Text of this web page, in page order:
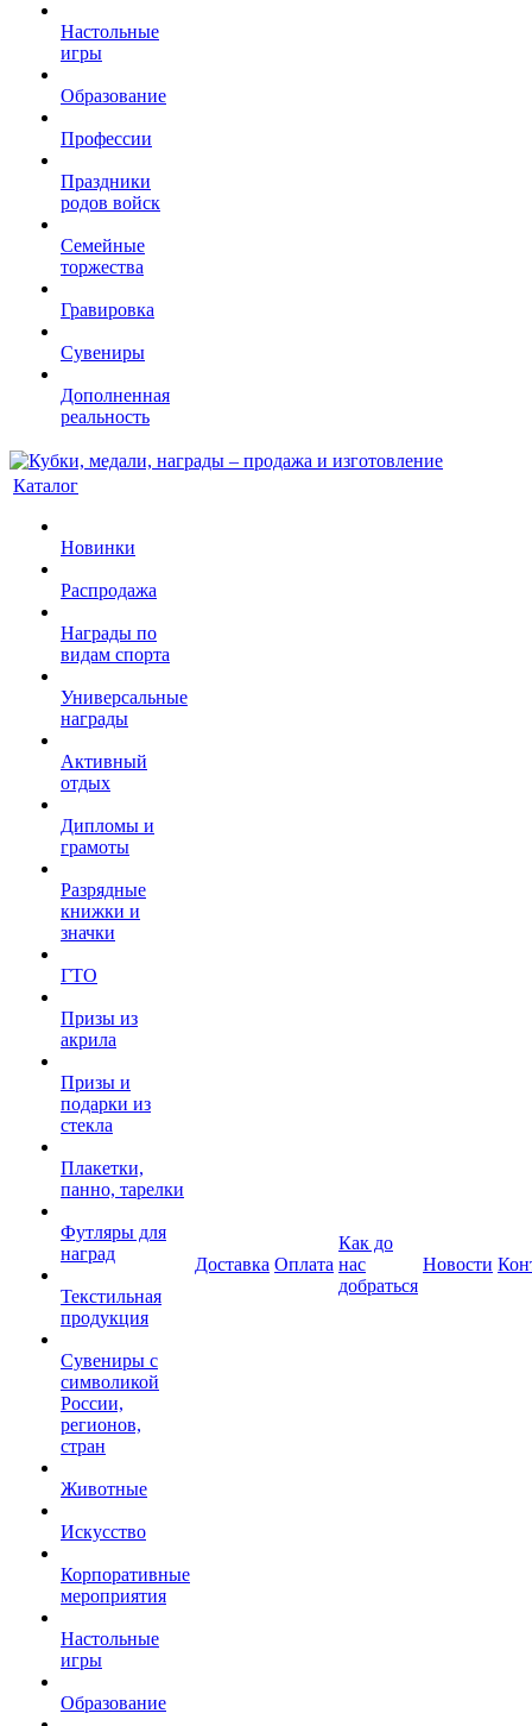
Настольные
игры
Образование
Профессии
Праздники
родов войск
Семейные
торжества
Гравировка
Сувениры
Дополненная
реальность
Каталог
Новинки
Распродажа
Награды по
видам спорта
Универсальные
награды
Активный
отдых
Дипломы и
грамоты
Разрядные
книжки и
значки
ГТО
Призы из
акрила
Призы и
подарки из
стекла
Плакетки,
панно, тарелки
Футляры для
наград
Текстильная
продукция
Сувениры с
символикой
России,
регионов,
стран
Животные
Искусство
Корпоративные
мероприятия
Настольные
игры
Образование
Доставка Оплата
Как до
нас
добраться
Новости